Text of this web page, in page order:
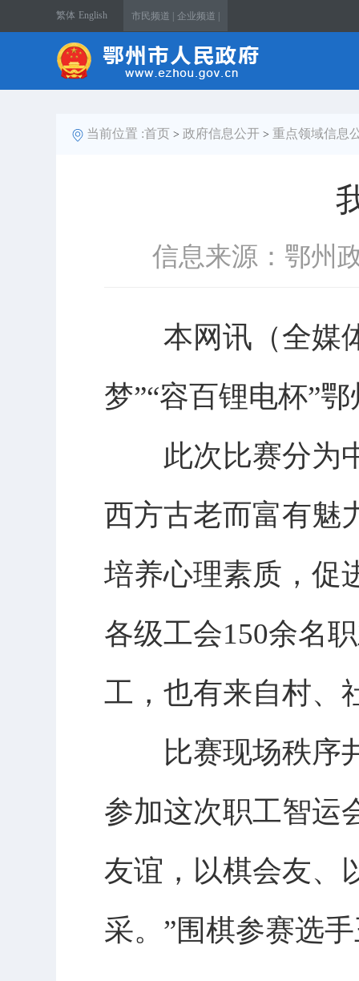
繁体 English 市民频道 | 企业频道 |
当前位置 :首页 > 政府信息公开 > 重点领域信息
信息来源：鄂州
本网讯（全媒体
梦”“容百锂电杯”
此次比赛分为中
西方古老而富有魅
培养心理素质，促
各级工会150余名
工，也有来自村、
比赛现场秩序井
参加这次职工智运
友谊，以棋会友、
采。”围棋参赛选